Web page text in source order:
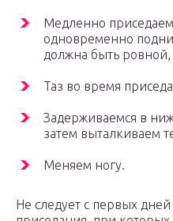
Медленно
одновременно
должна быть
Таз во время
Задерживаемся в
затем выталкиваем
Меняем ногу.
Не следует с первых дней